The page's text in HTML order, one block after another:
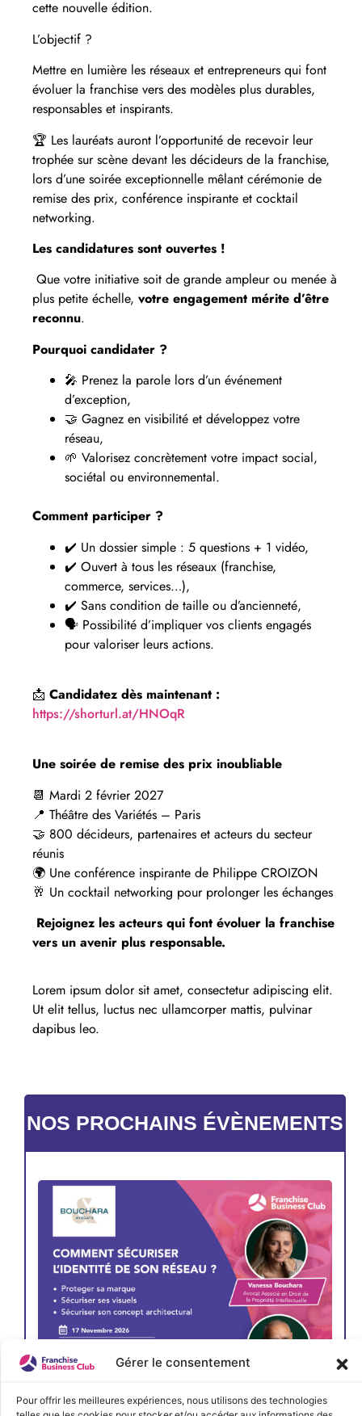
Gérer le consentement
Pour offrir les meilleures expériences, nous utilisons des technologies
cette nouvelle édition.
L’objectif ?
Mettre en lumière les réseaux et entrepreneurs qui font
évoluer la franchise vers des modèles plus durables,
responsables et inspirants.
🏆 Les lauréats auront l’opportunité de recevoir leur
trophée sur scène devant les décideurs de la franchise,
lors d’une soirée exceptionnelle mêlant cérémonie de
remise des prix, conférence inspirante et cocktail
networking.
Les candidatures sont ouvertes !
Que votre initiative soit de grande ampleur ou menée à
plus petite échelle, votre engagement mérite d’être
reconnu.
Pourquoi candidater ?
🎤 Prenez la parole lors d’un événement
d’exception,
🤝 Gagnez en visibilité et développez votre
réseau,
🌱 Valorisez concrètement votre impact social,
sociétal ou environnemental.
Comment participer ?
✔️ Un dossier simple : 5 questions + 1 vidéo,
✔️ Ouvert à tous les réseaux (franchise,
commerce, services…),
✔️ Sans condition de taille ou d’ancienneté,
🗣 Possibilité d’impliquer vos clients engagés
pour valoriser leurs actions.
📩 Candidatez dès maintenant :
https://shorturl.at/HNOqR
Une soirée de remise des prix inoubliable
📆 Mardi 2 février 2027
📍 Théâtre des Variétés – Paris
🤝 800 décideurs, partenaires et acteurs du secteur
réunis
🌍 Une conférence inspirante de Philippe CROIZON
🥂 Un cocktail networking pour prolonger les échanges
Rejoignez les acteurs qui font évoluer la franchise
vers un avenir plus responsable.
Lorem ipsum dolor sit amet, consectetur adipiscing elit.
Ut elit tellus, luctus nec ullamcorper mattis, pulvinar
dapibus leo.
NOS PROCHAINS ÉVÈNEMENTS